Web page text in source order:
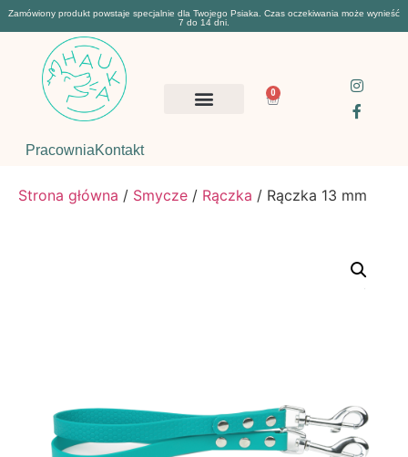
Zamówiony produkt powstaje specjalnie dla Twojego Psiaka. Czas oczekiwania może wynieść
7 do 14 dni.
PracowniaKontakt
0
Strona główna / Smycze / Rączka / Rączka 13 mm